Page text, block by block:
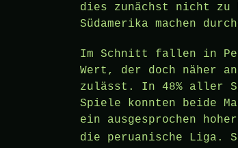
dies zunächst nicht zu
Südamerika machen
Im Schnitt fallen in
Wert, der doch näher
zulässt. In 48% aller
Spiele konnten beide
ein ausgesprochen
die peruanische Liga.